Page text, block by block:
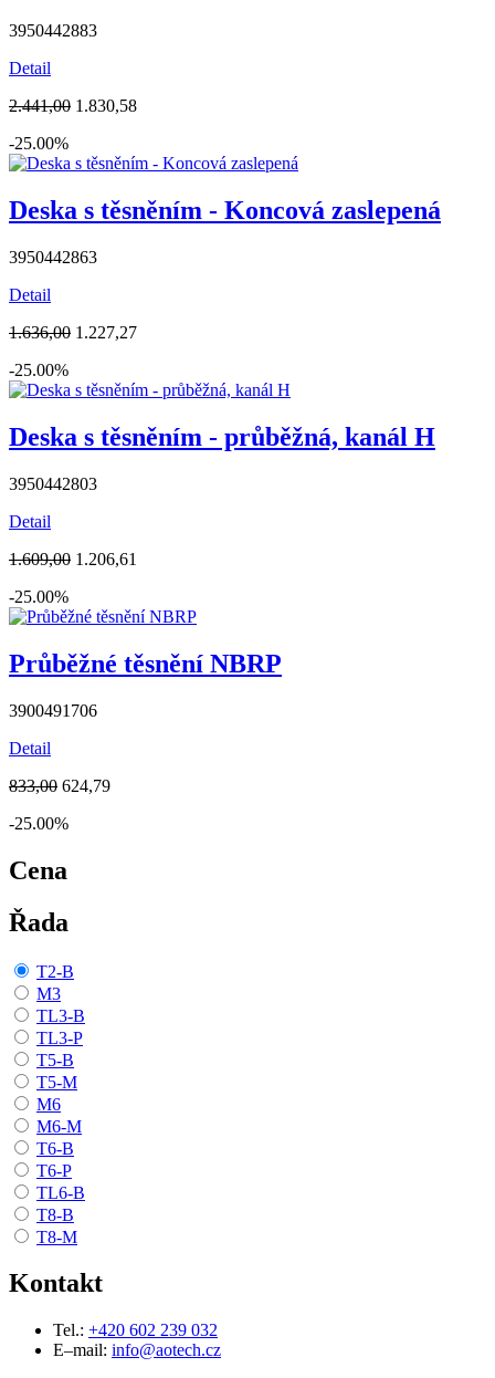
3950442883
Detail
2.441,00 1.830,58
-25.00%
Deska s těsněním - Koncová zaslepená
3950442863
Detail
1.636,00 1.227,27
-25.00%
Deska s těsněním - průběžná, kanál H
3950442803
Detail
1.609,00 1.206,61
-25.00%
Průběžné těsnění NBRP
3900491706
Detail
833,00 624,79
-25.00%
Cena
Řada
T2-B
M3
TL3-B
TL3-P
T5-B
T5-M
M6
M6-M
T6-B
T6-P
TL6-B
T8-B
T8-M
Kontakt
Tel.: +420 602 239 032
E–mail: info@aotech.cz